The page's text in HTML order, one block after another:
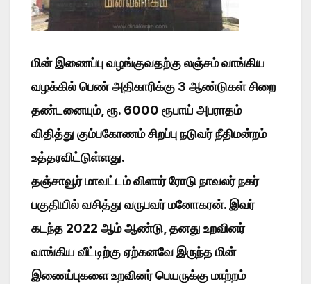
மின் இணைப்பு வழங்குவதற்கு லஞ்சம் வாங்கிய
வழக்கில் பெண் அதிகாரிக்கு 3 ஆண்டுகள் சிறை
தண்டனையும், ரூ. 6000 ரூபாய் அபராதம்
விதித்து கும்பகோணம் சிறப்பு நடுவர் நீதிமன்றம்
உத்தரவிட்டுள்ளது.
தஞ்சாவூர் மாவட்டம் விளார் ரோடு நாவலர் நகர்
பகுதியில் வசித்து வருபவர் மனோகரன். இவர்
கடந்த 2022 ஆம் ஆண்டு, தனது உறவினர்
வாங்கிய வீட்டிற்கு ஏற்கனவே இருந்த மின்
இணைப்புகளை உறவினர் பெயருக்கு மாற்றம்